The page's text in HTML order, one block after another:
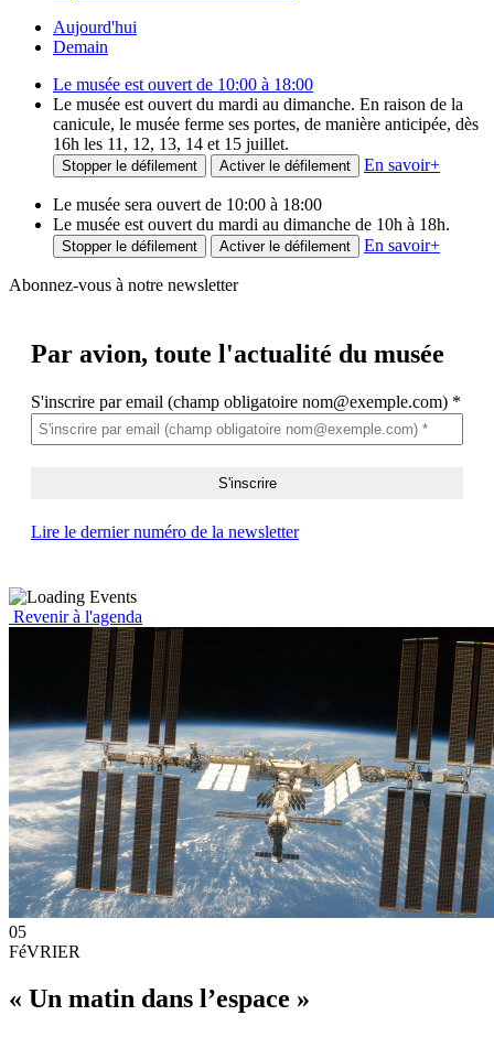
Aujourd'hui
Demain
Le musée est ouvert de 10:00 à 18:00
Le musée est ouvert du mardi au dimanche. En raison de la
canicule, le musée ferme ses portes, de manière anticipée, dès
16h les 11, 12, 13, 14 et 15 juillet.
Stopper le défilement Activer le défilement En savoir+
Le musée sera ouvert de 10:00 à 18:00
Le musée est ouvert du mardi au dimanche de 10h à 18h.
Stopper le défilement Activer le défilement En savoir+
Abonnez-vous à notre newsletter
Par avion, toute l'actualité du musée
S'inscrire par email (champ obligatoire nom@exemple.com) *
Lire le dernier numéro de la newsletter
Revenir à l'agenda
05
FéVRIER
« Un matin dans l’espace »